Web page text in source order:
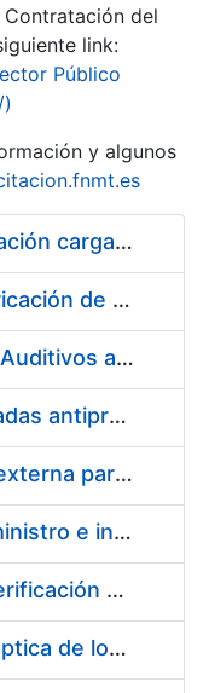
Contratación del
link:
Público
y algunos
Pliego condiciones optimización cargas compras firmado
Acuerdo marco para la fabricación de piezas
Suministro de Protectores Auditivos a medida para las personas trabajadoras de los Centros de Trabajo de Madrid y Burgos
Suministro de gafas graduadas antiproyecciones para los trabajadores de la FNMT-RCM en los centros de trabajo de Madrid y Burgos
Servicios de una empresa externa para el asesoramiento y resolución de los recursos de alzada que se presentan relacionados con procesos de selección para la FNMT-RCM
Acuerdo marco para el suministro e instalación de persianas, estores y otros complementos
Servicio de Calibración y Verificación Externa de los Equipos de Medición del Servicio de Prevención de la FNMT-RCM
Conexión mediante Fibra Óptica de los Centros de Proceso de Datos (CPDs) de las sedes de la FNMT-RCM de Burgos y Madrid